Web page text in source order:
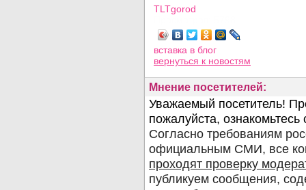
TLTgorod
вставка в блог
вернуться к новостям
Мнение посетителей: